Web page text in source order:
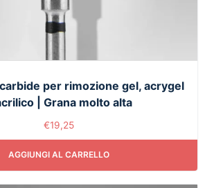
per rimozione gel, acrygel
| Grana molto alta
€19,25
AGGIUNGI AL CARRELLO